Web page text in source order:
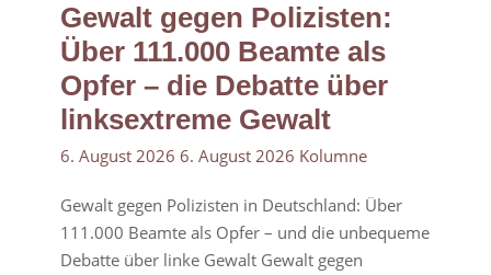
Gewalt gegen Polizisten:
Über 111.000 Beamte als
Opfer – die Debatte über
linksextreme Gewalt
6. August 2026 6. August 2026 Kolumne
Gewalt gegen Polizisten in Deutschland: Über
111.000 Beamte als Opfer – und die unbequeme
Debatte über linke Gewalt Gewalt gegen